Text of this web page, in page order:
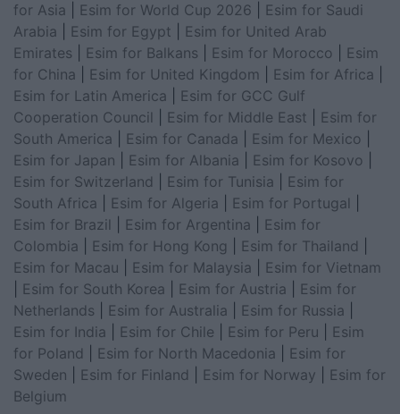
for Asia
Esim for World Cup 2026
Esim for Saudi
Arabia
Esim for Egypt
Esim for United Arab
Emirates
Esim for Balkans Esim for Morocco
Esim
for China
Esim for United Kingdom Esim for Africa
Esim for Latin America
Esim for GCC Gulf
Cooperation Council
Esim for Middle East
Esim for
South America
Esim for Canada Esim for Mexico
Esim for Japan
Esim for Albania Esim for Kosovo
Esim for Switzerland
Esim for Tunisia
Esim for
South Africa
Esim for Algeria Esim for Portugal
Esim for Brazil
Esim for Argentina
Esim for
Colombia
Esim for Hong Kong Esim for Thailand
Esim for Macau
Esim for Malaysia
Esim for Vietnam
Esim for South Korea Esim for Austria
Esim for
Netherlands
Esim for Australia Esim for Russia
Esim for India
Esim for Chile Esim for Peru
Esim
for Poland
Esim for North Macedonia
Esim for
Sweden
Esim for Finland Esim for Norway
Esim for
Belgium